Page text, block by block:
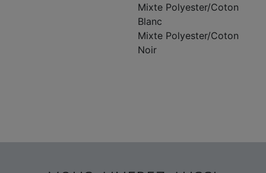
Mixte Polyester/Coton
Blanc
Mixte Polyester/Coton
Noir